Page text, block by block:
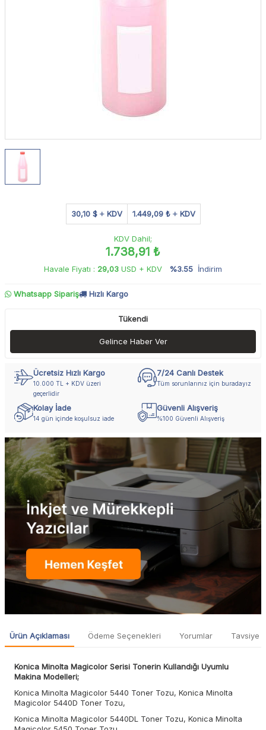
30,10 $ KDV 1.449,09 ₺ KDV
KDV Dahil;
1.738,91 ₺
Havale Fiyatı : 29,03 USD + KDV %3.55 İndirim
Whatsapp Sipariş Hızlı Kargo
Tükendi
Gelince Haber Ver
Ücretsiz Hızlı Kargo
10.000 TL + KDV üzeri
geçerlidir
7/24 Canlı Destek
Tüm sorunlarınız için buradayız
Kolay İade
14 gün içinde koşulsuz iade
Güvenli Alışveriş
%100 Güvenli Alışveriş
Ürün Açıklaması Ödeme Seçenekleri Yorumlar Tavsiye
Konica Minolta Magicolor Serisi Tonerin Kullandığı Uyumlu
Makina Modelleri;
Konica Minolta Magicolor 5440 Toner Tozu, Konica Minolta
Magicolor 5440D Toner Tozu,
Konica Minolta Magicolor 5440DL Toner Tozu, Konica Minolta